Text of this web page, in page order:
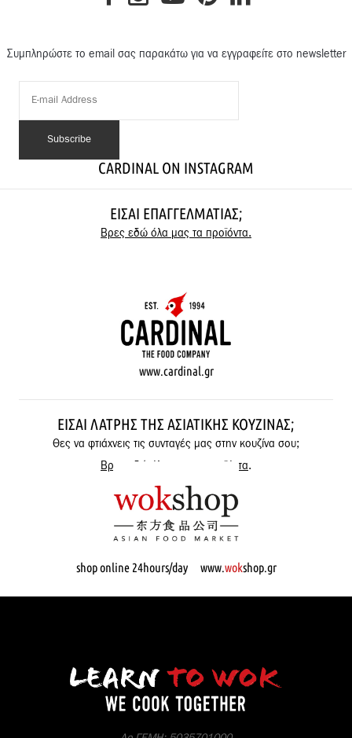
Συμπληρώστε το email σας παρακάτω για να εγγραφείτε στο newsletter
CARDINAL ON INSTAGRAM
ΕΊΣΑΙ ΕΠΑΓΓΕΛΜΑΤΊΑΣ;
Βρες εδώ όλα μας τα προϊόντα.
www.cardinal.gr
ΕΊΣΑΙ ΛΆΤΡΗΣ ΤΗΣ ΑΣΙΑΤΙΚΉΣ ΚΟΥΖΊΝΑΣ;
Θες να φτιάχνεις τις συνταγές μας στην κουζίνα σου;
Βρες εδώ όλα μας τα προϊόντα.
shop online 24hours/day www.wokshop.gr